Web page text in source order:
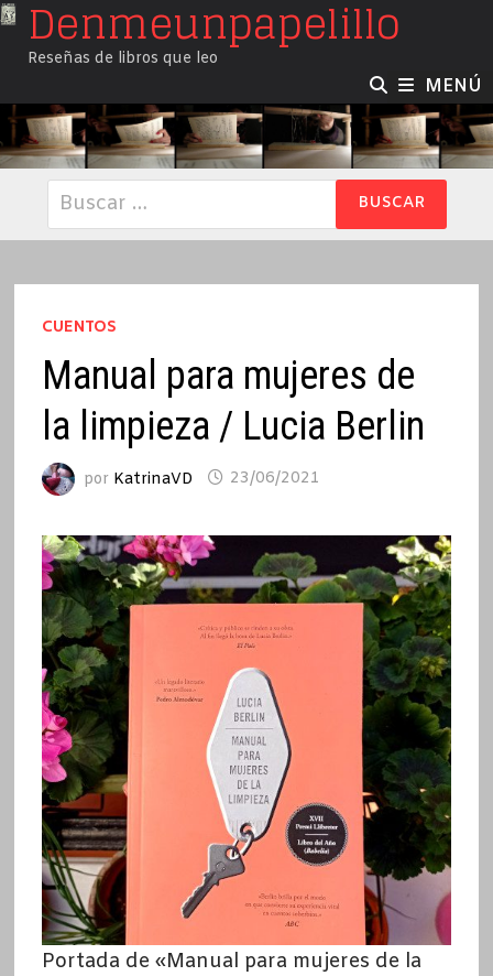
SaltarDenmeunpapelillo
Reseñas de libros que leo
MENÚ
Buscar:
CUENTOS
Manual para mujeres de
la limpieza / Lucia Berlin
por KatrinaVD 23/06/2021
Portada de «Manual para mujeres de la